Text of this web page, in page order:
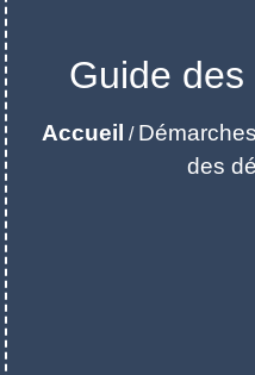
Guide
Accueil /
des